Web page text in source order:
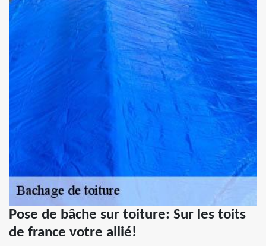
Pose de bâche sur toiture: Sur les toits
de france votre allié!